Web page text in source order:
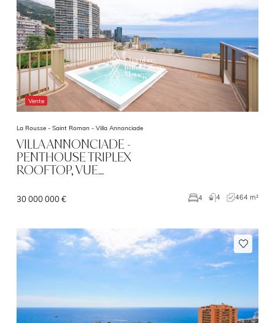
Vente
La Rousse - Saint Roman - Villa Annonciade
VILLA ANNONCIADE -
PENTHOUSE TRIPLEX
ROOFTOP, VUE…
30 000 000 € 4 4 464 m²